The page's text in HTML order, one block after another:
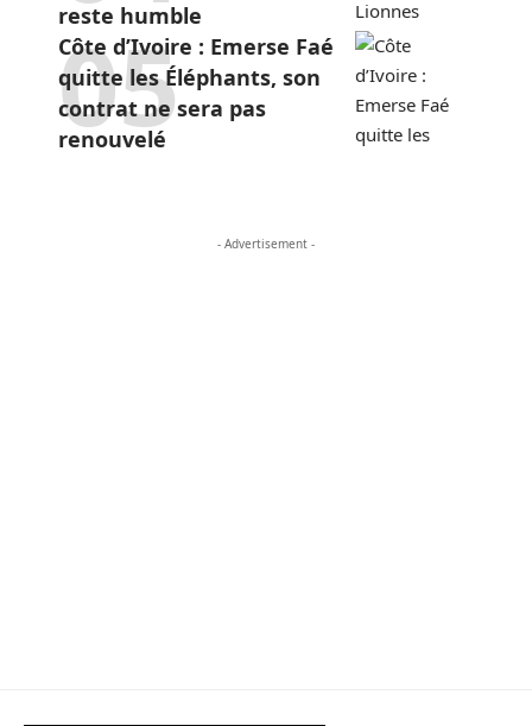
reste humble
Côte d’Ivoire : Emerse Faé
quitte les Éléphants, son
contrat ne sera pas
renouvelé
- Advertisement -